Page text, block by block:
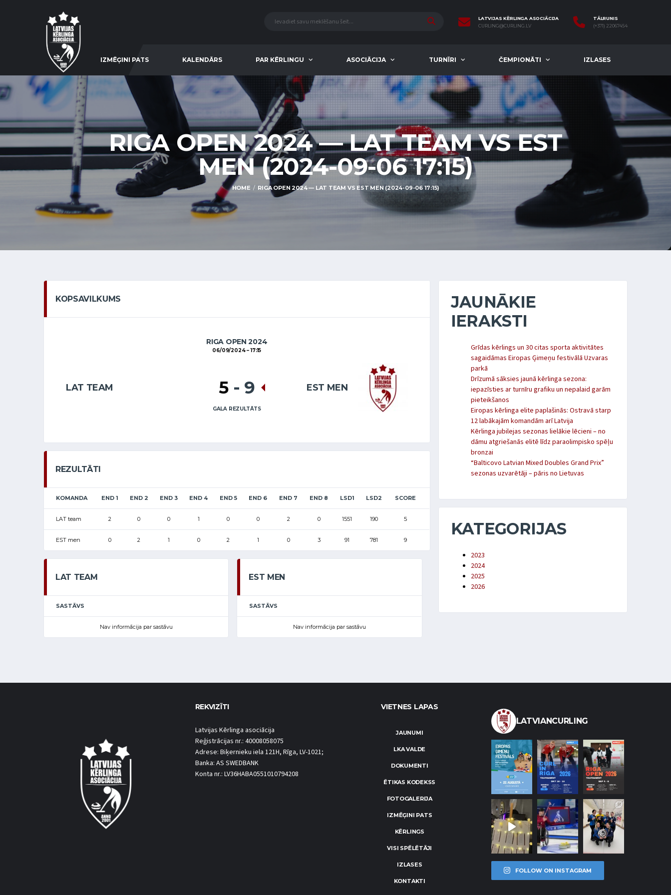
LATVIJAS KĒRLINGA ASOCIĀCIJA
CURLING@CURLING.LV
TĀLRUNIS
(+371) 22067454
IZMĒĢINI PATS KALENDĀRS PAR KĒRLINGU ASOCIĀCIJA TURNĪRI ČEMPIONĀTI IZLASES
RIGA OPEN 2024 — LAT TEAM VS EST
MEN (2024-09-06 17:15)
HOME RIGA OPEN 2024 — LAT TEAM VS EST MEN (2024-09-06 17:15)
KOPSAVILKUMS
RIGA OPEN 2024
06/09/2024 17:15
LAT TEAM EST MEN
5 - 9
GALA REZULTĀTS
REZULTĀTI
KOMANDA END 1 END 2 END 3 END 4 END 5 END 6 END 7 END 8 LSD1 LSD2 SCORE
LAT team 2 0 0 1 0 0 2 0 1551 190 5
EST men 0 2 1 0 2 1 0 3 91 781 9
LAT TEAM
SASTĀVS
Nav informācija par sastāvu
EST MEN
SASTĀVS
Nav informācija par sastāvu
JAUNĀKIE
IERAKSTI
Grīdas kērlings un 30 citas sporta aktivitātes
sagaidāmas Eiropas Ģimeņu festivālā Uzvaras
parkā
Drīzumā sāksies jaunā kērlinga sezona:
iepazīsties ar turnīru grafiku un nepalaid garām
pieteikšanos
Eiropas kērlinga elite paplašinās: Ostravā starp
12 labākajām komandām arī Latvija
Kērlinga jubilejas sezonas lielākie lēcieni – no
dāmu atgriešanās elitē līdz paraolimpisko spēļu
bronzai
“Balticovo Latvian Mixed Doubles Grand Prix”
sezonas uzvarētāji – pāris no Lietuvas
KATEGORIJAS
2023
2024
2025
2026
REKVIZĪTI
Latvijas Kērlinga asociācija
Reģistrācijas nr.: 40008058075
Adrese: Biķernieku iela 121H, Rīga, LV-1021;
Banka: AS SWEDBANK
Konta nr.: LV36HABA0551010794208
VIETNES LAPAS
JAUNUMI
LKA VALDE
DOKUMENTI
ĒTIKAS KODEKSS
FOTOGALERIJA
IZMĒĢINI PATS
KĒRLINGS
VISI SPĒLĒTĀJI
IZLASES
KONTAKTI
LATVIANCURLING
FOLLOW ON INSTAGRAM